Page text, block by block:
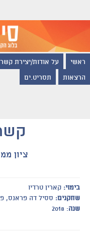
ראשי על אודות/יצירת קשר
הרצאות תסריט.ים
ציון
בימוי: קארין טרדיו
שחקנים: ססיל דה פראנס,
שנה: 2018